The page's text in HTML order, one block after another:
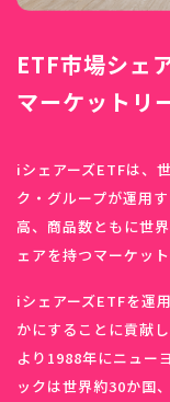
ETF市場シェ
マーケットリ
iシェアーズETFは、
ク・グループが運用
高、商品数ともに世
ェアを持つマーケット
iシェアーズETFを運
かにすることに貢献
より1988年にニュー
ックは世界約30か国